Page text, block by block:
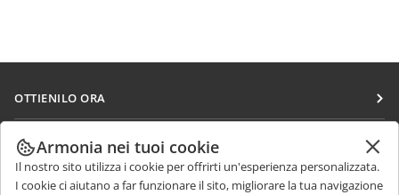
OTTIENILO ORA
Docs
DocSpace
Workspace
COLLABORA
Per i contributori
RICEVI NOTIZIE
Armonia nei tuoi cookie
Il nostro sito utilizza i cookie per offrirti un'esperienza personalizzata.
I cookie ci aiutano a far funzionare il sito, migliorare la tua navigazione